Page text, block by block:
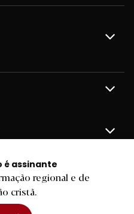
é assinante
regional e de
cristã.